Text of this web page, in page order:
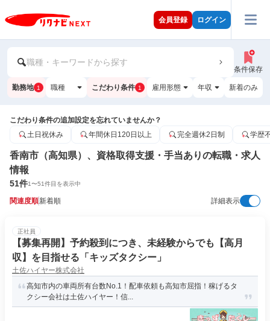
会員登録 ログイン
職種・キーワードから探す
条件保存
勤務地 1 職種 こだわり条件 1 雇用形態 年収 新着のみ
こだわり条件の追加設定を忘れていませんか？
土日祝休み
年間休日120日以上 完全週休2日制 学歴
香南市（高知県）、資格取得支援・手当ありの転職・求人
情報
51件1〜51件目を表示中
関連度順新着順 詳細表示
正社員
【募集再開】予約殺到につき、未経験からでも【高月
収】を目指せる「キッズタクシー」
土佐ハイヤー株式会社
高知市内の車両所有台数No.1！配車依頼も高知市屈指！稼げるタ
クシー会社は土佐ハイヤー！信...